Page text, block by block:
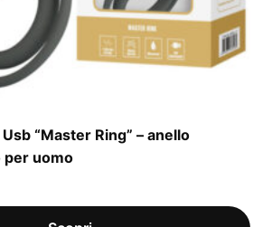
“Master Ring” – anello
per uomo